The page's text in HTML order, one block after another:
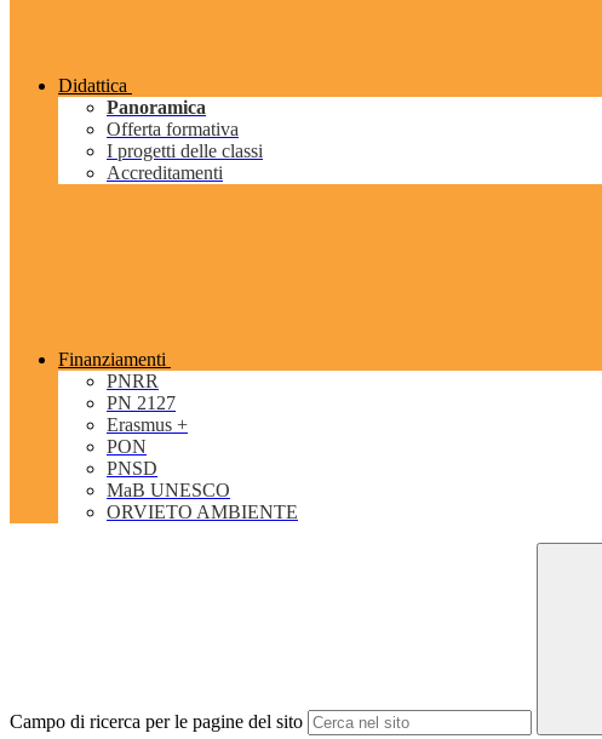
Didattica
Panoramica
Offerta formativa
I progetti delle classi
Accreditamenti
Finanziamenti
PNRR
PN 2127
Erasmus +
PON
PNSD
MaB UNESCO
ORVIETO AMBIENTE
Campo di ricerca per le pagine del sito